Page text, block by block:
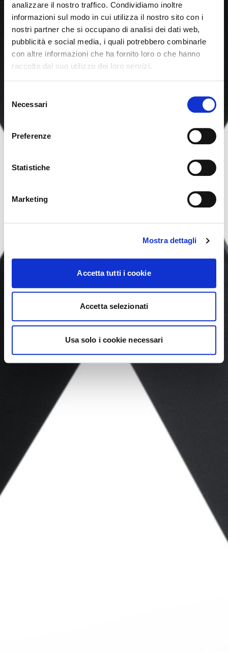
analizzare il nostro traffico. Condividiamo inoltre
informazioni sul modo in cui utilizza il nostro sito con i
nostri partner che si occupano di analisi dei dati web,
pubblicità e social media, i quali potrebbero combinarle
con altre informazioni che ha fornito loro o che hanno
raccolto dal suo utilizzo dei loro servizi.
delNecessari
Preferenze
Statistiche
Marketing
Mostra dettagli
Accetta tutti i cookie
Accetta selezionati
Usa solo i cookie necessari
Seems like you’re browsing from Close
International. Would you like to switch to the site in